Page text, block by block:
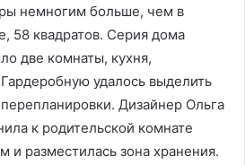
немногим больше, чем в
58 квадратов. Серия дома
две комнаты, кухня,
удалось выделить
Дизайнер Ольга
к родительской комнате
и разместилась зона хранения.